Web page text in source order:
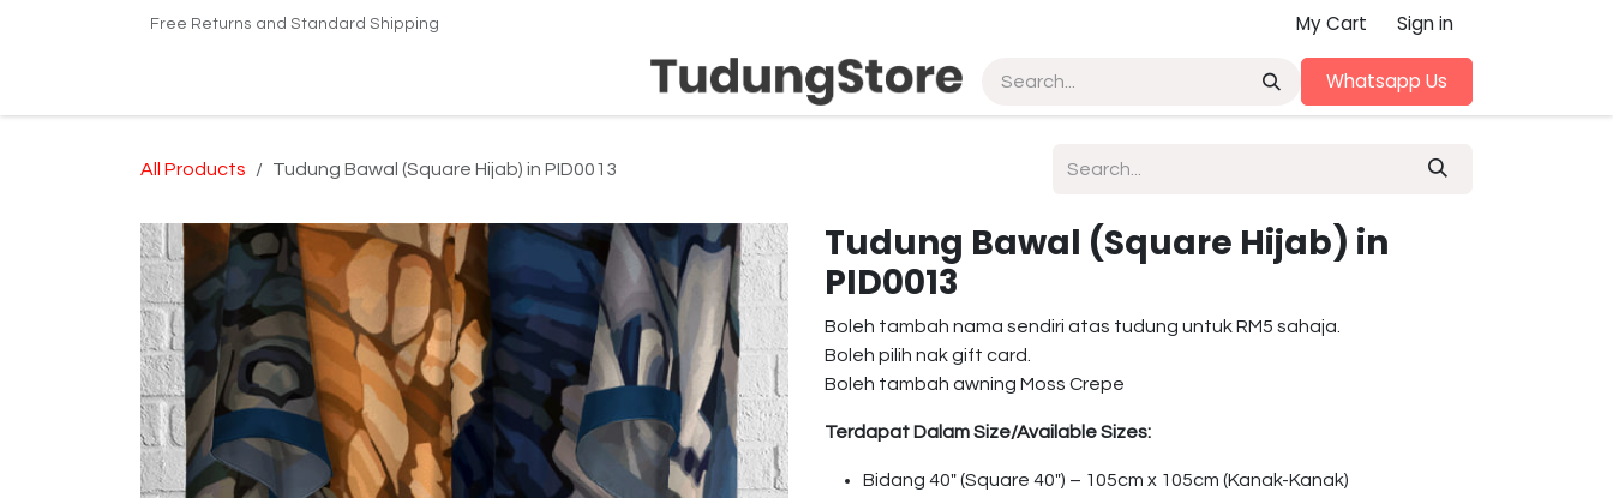
Free Returns and Standard Shipping My Cart Sign in
About Us Contact us Whatsapp Us
All Products Tudung Bawal (Square Hijab) in PID0013
Tudung Bawal (Square Hijab) in
PID0013
Boleh tambah nama sendiri atas tudung untuk RM5 sahaja.
Boleh pilih nak gift card.
Boleh tambah awning Moss Crepe
Terdapat Dalam Size/Available Sizes:
Bidang 40″ (Square 40″) – 105cm x 105cm (Kanak-Kanak)